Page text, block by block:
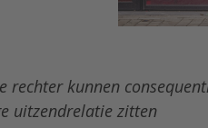
rechter kunnen
uitzendrelatie zitten